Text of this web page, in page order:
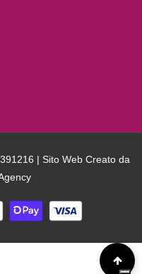
| Sito Web Creato da